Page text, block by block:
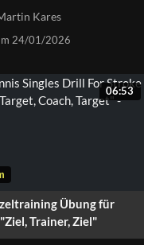
Kares
24/01/2026
06:53
Übung für
Präzision: "Ziel, Trainer, Ziel"